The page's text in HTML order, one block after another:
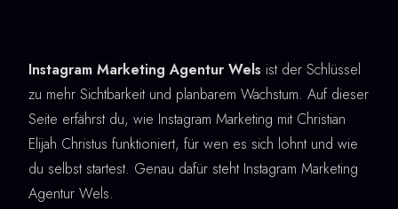
Instagram Marketing Agentur Wels ist der Schlüssel
zu mehr Sichtbarkeit und planbarem Wachstum. Auf dieser
Seite erfährst du, wie Instagram Marketing mit Christian
Elijah Christus funktioniert, für wen es sich lohnt und wie
du selbst startest. Genau dafür steht Instagram Marketing
Agentur Wels.